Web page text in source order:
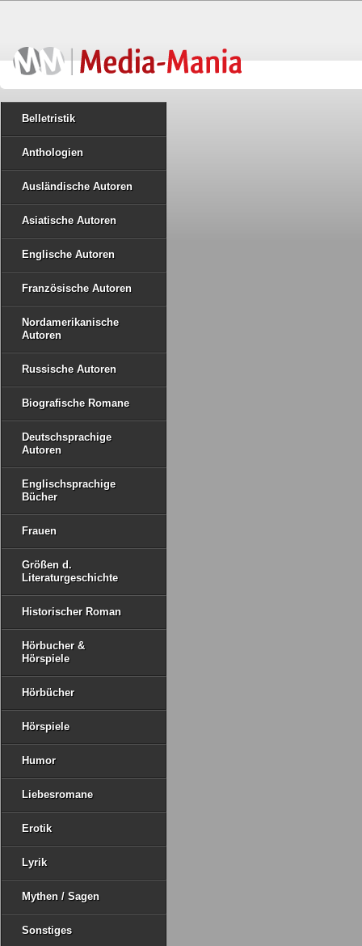
Belletristik
Anthologien
Ausländische Autoren
Asiatische Autoren
Englische Autoren
Französische Autoren
Nordamerikanische
Autoren
Russische Autoren
Biografische Romane
Deutschsprachige
Autoren
Englischsprachige
Bücher
Frauen
Größen d.
Literaturgeschichte
Historischer Roman
Hörbucher &
Hörspiele
Hörbücher
Hörspiele
Humor
Liebesromane
Erotik
Lyrik
Mythen / Sagen
Sonstiges